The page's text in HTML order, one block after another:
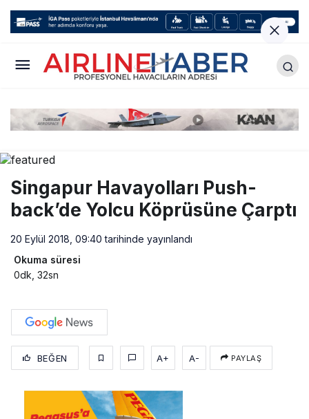
Singapur Havayolları Push-
back’de Yolcu Köprüsüne Çarptı
20 Eylül 2018, 09:40 tarihinde yayınlandı
Okuma süresi
0dk, 32sn
BEĞEN A+ A- PAYLAŞ